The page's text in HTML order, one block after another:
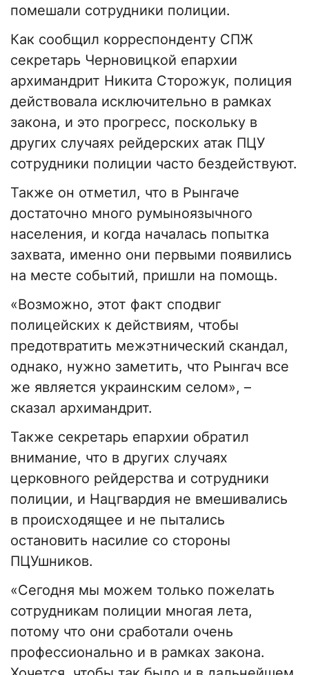
помешали сотрудники полиции.
Как сообщил корреспонденту СПЖ
секретарь Черновицкой епархии
архимандрит Никита Сторожук, полиция
действовала исключительно в рамках
закона, и это прогресс, поскольку в
других случаях рейдерских атак ПЦУ
сотрудники полиции часто бездействуют.
Также он отметил, что в Рынгаче
достаточно много румыноязычного
населения, и когда началась попытка
захвата, именно они первыми появились
на месте событий, пришли на помощь.
«Возможно, этот факт сподвиг
полицейских к действиям, чтобы
предотвратить межэтнический скандал,
однако, нужно заметить, что Рынгач все
же является украинским селом», –
сказал архимандрит.
Также секретарь епархии обратил
внимание, что в других случаях
церковного рейдерства и сотрудники
полиции, и Нацгвардия не вмешивались
в происходящее и не пытались
остановить насилие со стороны
ПЦУшников.
«Сегодня мы можем только пожелать
сотрудникам полиции многая лета,
потому что они сработали очень
профессионально и в рамках закона.